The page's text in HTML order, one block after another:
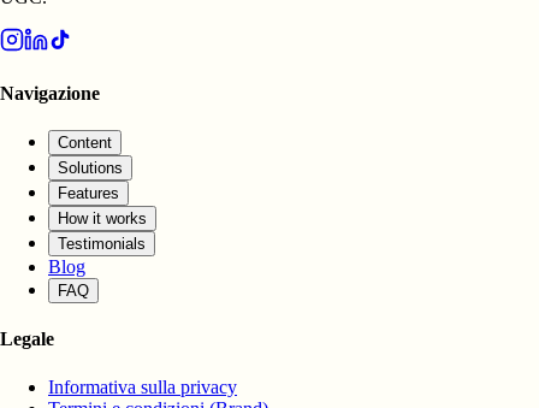
Navigazione
Content
Solutions
Features
How it works
Testimonials
Blog
FAQ
Legale
Informativa sulla privacy